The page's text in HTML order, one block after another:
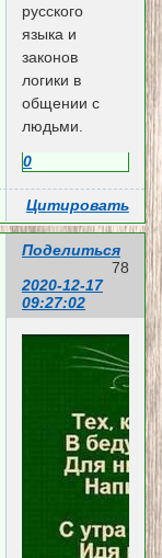
русского
языка и
законов
логики в
общении с
людьми.
0
Цитировать
Поделиться
78
2020-12-17
09:27:02